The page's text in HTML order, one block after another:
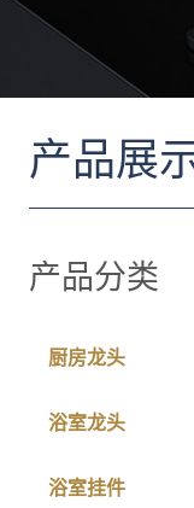
产品展
产品分类
厨房龙头
浴室龙头
浴室挂件